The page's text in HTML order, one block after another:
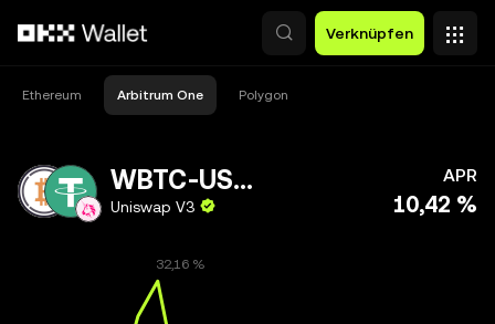
Verknüpfen
Ethereum Arbitrum One Polygon
WBTC-USDT
Uniswap V3
APR
10,42 %